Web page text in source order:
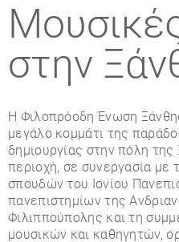
στην
Η Φιλοπρόοδη Ένωση
μεγάλο κομμάτι της
δημιουργίας στην πόλη
περιοχή, σε συνεργασία με
σπουδών του Ιονίου
πανεπιστημίων της
Φιλιππούπολης και τη
μουσικών και καθηγητών,